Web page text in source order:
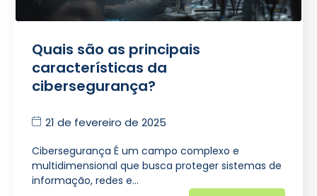
Quais são as principais
características da
cibersegurança?
21 de fevereiro de 2025
Cibersegurança É um campo complexo e
multidimensional que busca proteger sistemas de
informação, redes e…